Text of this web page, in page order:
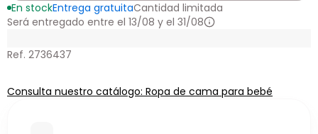
En stockEntrega gratuitaCantidad limitada
Será entregado entre el 13/08 y el 31/08
Ref. 2736437
Consulta nuestro catálogo: Ropa de cama para bebé